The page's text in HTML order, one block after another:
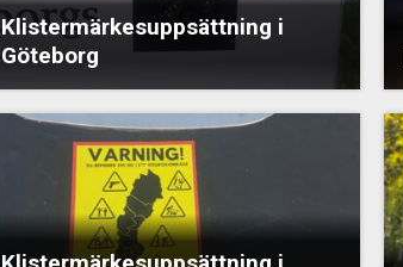
Klistermärkesuppsättning i
Göteborg